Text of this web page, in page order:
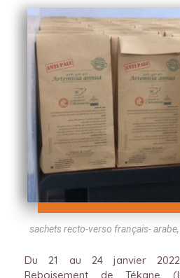
sachets recto-verso français-
Du 21 au 24 janvier
Reboisement de Tékane